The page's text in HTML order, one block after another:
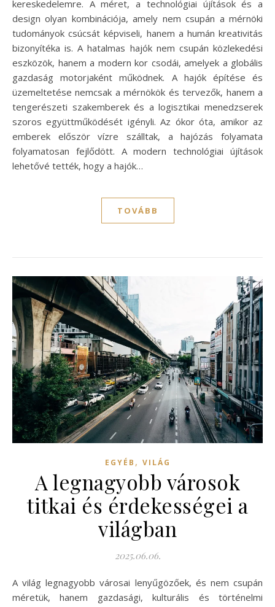
kereskedelemre. A méret, a technológiai újítások és a
design olyan kombinációja, amely nem csupán a mérnöki
tudományok csúcsát képviseli, hanem a humán kreativitás
bizonyítéka is. A hatalmas hajók nem csupán közlekedési
eszközök, hanem a modern kor csodái, amelyek a globális
gazdaság motorjaként működnek. A hajók építése és
üzemeltetése nemcsak a mérnökök és tervezők, hanem a
tengerészeti szakemberek és a logisztikai menedzserek
szoros együttműködését igényli. Az ókor óta, amikor az
emberek először vízre szálltak, a hajózás folyamata
folyamatosan fejlődött. A modern technológiai újítások
lehetővé tették, hogy a hajók…
TOVÁBB
EGYÉB , VILÁG
A legnagyobb városok
titkai és érdekességei a
világban
2025.06.06.
A világ legnagyobb városai lenyűgözőek, és nem csupán
méretük, hanem gazdasági, kulturális és történelmi